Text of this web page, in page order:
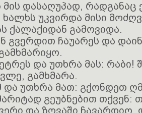
მის დასაღუპად, რადგანაც
უკვირდა მისი
ქალაქიდან გამოვიდა.
გვერდით ჩაუარეს და
და უთხრა მას: რაბი!
გამხმარა.
და უთხრა მათ: გქონდეთ
გეუბნებით თქვენ:
და ზღვაში ჩავარდიო,